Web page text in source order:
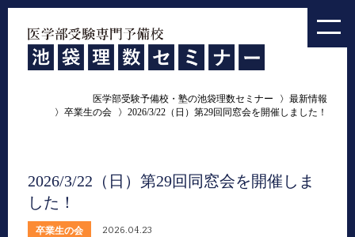
医学部受験予備校・塾の池袋理数セミナー
最新情報
卒業生の会
2026/3/22（日）第29回同窓会を開催しました！
2026/3/22（日）第29回同窓会を開催しま
した！
卒業生の会 2026.04.23